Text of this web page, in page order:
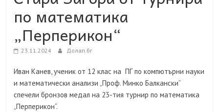
по математика
„Перперикон“
23.11.2024 Долап.бг
Иван Канев, ученик от 12 клас на ПГ по компютърни науки
и математически анализи „Проф. Минко Балкански“
спечели бронзов медал на 23-тия турнир по математика
„Перперикон“.